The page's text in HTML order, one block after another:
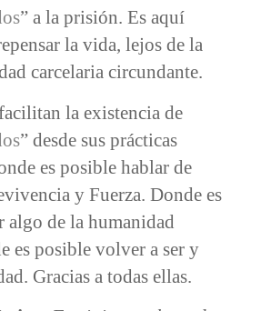
” a la prisión. Es aquí
la vida, lejos de la
carcelaria circundante.
la existencia de
” desde sus prácticas
es posible hablar de
y Fuerza. Donde es
algo de la humanidad
es posible volver a ser y
Gracias a todas ellas.